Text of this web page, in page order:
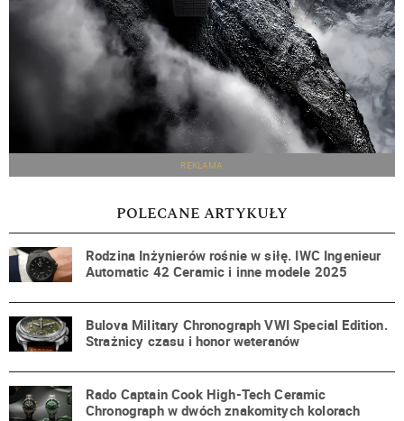
REKLAMA
POLECANE ARTYKUŁY
Rodzina Inżynierów rośnie w siłę. IWC Ingenieur
Automatic 42 Ceramic i inne modele 2025
Bulova Military Chronograph VWI Special Edition.
Strażnicy czasu i honor weteranów
Rado Captain Cook High-Tech Ceramic
Chronograph w dwóch znakomitych kolorach